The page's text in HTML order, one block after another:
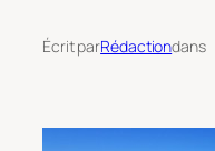
Écrit parRédactiondans